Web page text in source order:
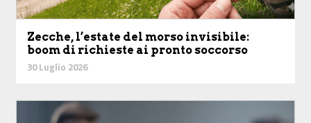
Zecche, l’estate del morso invisibile:
boom di richieste ai pronto soccorso
30 Luglio 2026